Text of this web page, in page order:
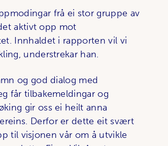
frå ei stor gruppe av
aktivt opp mot
Innhaldet i rapporten vil vi
understrekar han.
og god dialog med
får tilbakemeldingar og
gir oss ei heilt anna
Derfor er dette eit svært
til visjonen vår om å utvikle